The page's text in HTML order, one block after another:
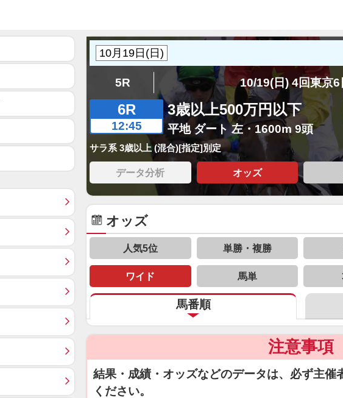
5R 10/19(日) 4回東京6
6R
12:45
3歳以上500万円以下
平地 ダート 左・1600m 9頭
サラ系 3歳以上 (混合)[指定]別定
データ分析 オッズ
オッズ
人気5位 単勝・複勝
ワイド 馬単
馬番順
注意事項
結果・成績・オッズなどのデータは、必ず主催
ください。